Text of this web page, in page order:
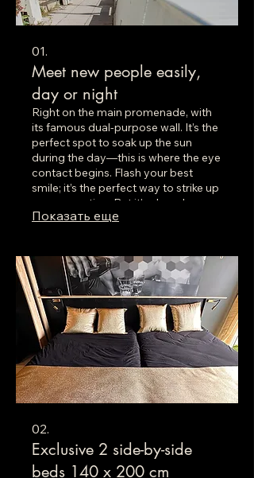
01.
Meet new people easily,
day or night
Right on the main promenade, with
its famous dual-purpose wall. It’s the
perfect spot to soak up the sun
during the day—this is where the eye
contact begins. Flash your best
smile; it’s the perfect way to strike up
a conversation. But it’s also where
the real players gather in the evening
Make the most of your stay in Cap!
Показать еще
02.
Exclusive 2 side-by-side
beds 140 x 200 cm